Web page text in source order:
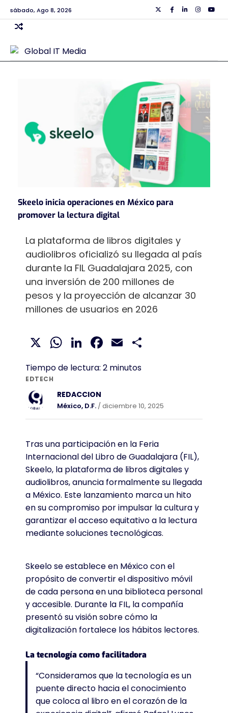
Skip
to
content
sábado, Ago 8, 2026 TwiiterFacebook
Linkedin
Skeelo inicia operaciones en México para
promover la lectura digital
X WhatsApp
LinkedIn
Facebook
Email
Tiempo de lectura: 2 minutos
EDTECH
La plataforma de libros digitales y
audiolibros oficializó su llegada al país
durante la FIL Guadalajara 2025, con
una inversión de 200 millones de
pesos y la proyección de alcanzar 30
millones de usuarios en 2026
REDACCION
México, D.F. / diciembre 10, 2025
Tras una participación en la Feria
Internacional del Libro de Guadalajara (FIL),
Skeelo, la plataforma de libros digitales y
audiolibros, anuncia formalmente su llegada
a México. Este lanzamiento marca un hito
en su compromiso por impulsar la cultura y
garantizar el acceso equitativo a la lectura
mediante soluciones tecnológicas.
Skeelo se establece en México con el
propósito de convertir el dispositivo móvil
de cada persona en una biblioteca personal
y accesible. Durante la FIL, la compañía
presentó su visión sobre cómo la
digitalización fortalece los hábitos lectores.
La tecnología como facilitadora
“Consideramos que la tecnología es un
puente directo hacia el conocimiento
que coloca al libro en el corazón de la